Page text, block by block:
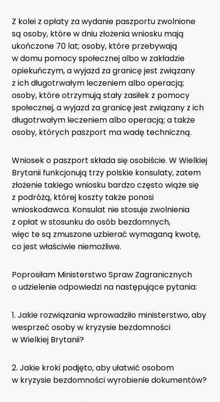
Z kolei z opłaty za wydanie paszportu zwolnione
są osoby, które w dniu złożenia wniosku mają
ukończone 70 lat; osoby, które przebywają
w domu pomocy społecznej albo w zakładzie
opiekuńczym, a wyjazd za granicę jest związany
z ich długotrwałym leczeniem albo operacją;
osoby, które otrzymują stały zasiłek z pomocy
społecznej, a wyjazd za granicę jest związany z ich
długotrwałym leczeniem albo operacją; a także
osoby, których paszport ma wadę techniczną.
Wniosek o paszport składa się osobiście. W Wielkiej
Brytanii funkcjonują trzy polskie konsulaty, zatem
złożenie takiego wniosku bardzo często wiąże się
z podróżą, której koszty także ponosi
wnioskodawca. Konsulat nie stosuje zwolnienia
z opłat w stosunku do osób bezdomnych,
więc te są zmuszone uzbierać wymaganą kwotę,
co jest właściwie niemożliwe.
Poprosiłam Ministerstwo Spraw Zagranicznych
o udzielenie odpowiedzi na następujące pytania:
1. Jakie rozwiązania wprowadziło ministerstwo, aby
wesprzeć osoby w kryzysie bezdomności
w Wielkiej Brytanii?
2. Jakie kroki podjęto, aby ułatwić osobom
w kryzysie bezdomności wyrobienie dokumentów?